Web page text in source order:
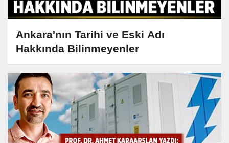
Ankara'nın Tarihi ve Eski Adı
Hakkında Bilinmeyenler